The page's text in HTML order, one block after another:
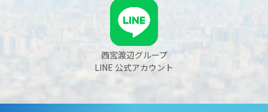
西宮渡辺グループ
LINE 公式アカウント